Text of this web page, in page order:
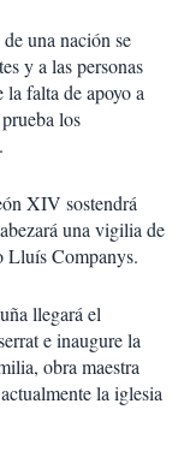
una nación se
y a las personas
falta de apoyo a
los
XIV sostendrá
una vigilia de
Lluís Companys.
llegará el
e inaugure la
obra maestra
la iglesia